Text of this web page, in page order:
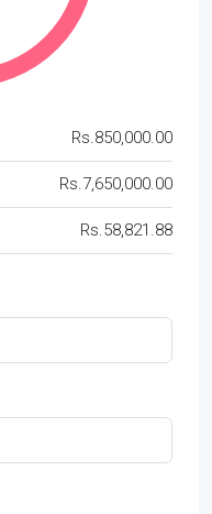
Rs.850,000.00
Rs.7,650,000.00
Rs.58,821.88